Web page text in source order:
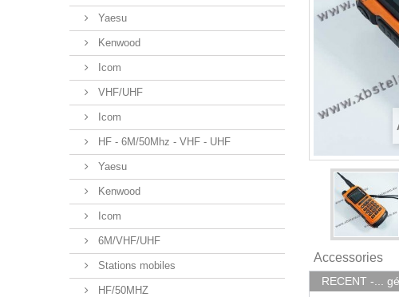
Yaesu
Kenwood
Icom
VHF/UHF
Icom
HF - 6M/50Mhz - VHF - UHF
Yaesu
Kenwood
Icom
6M/VHF/UHF
Stations mobiles
HF/50MHZ
Accessories
RECENT -...